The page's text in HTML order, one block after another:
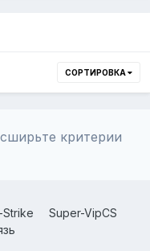
СОРТИРОВКА
критерии
Super-VipCS